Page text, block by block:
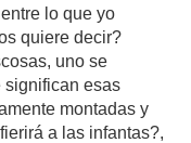
lo que yo
quiere decir?
uno se
significan esas
montadas y
a las infantas?,